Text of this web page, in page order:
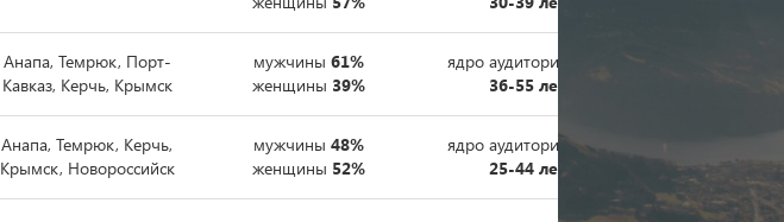
Анапа, Темрюк, Порт-
Кавказ, Керчь, Крымск
мужчины 61%
женщины 39%
ядро аудитории
36-55 лет
Анапа, Темрюк, Керчь,
Крымск, Новороссийск
мужчины 48%
женщины 52%
ядро аудитории51%
25-44 лет